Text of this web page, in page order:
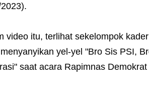
video itu, terlihat sekelompok
yel-yel "Bro Sis PSI,
saat acara Rapimnas